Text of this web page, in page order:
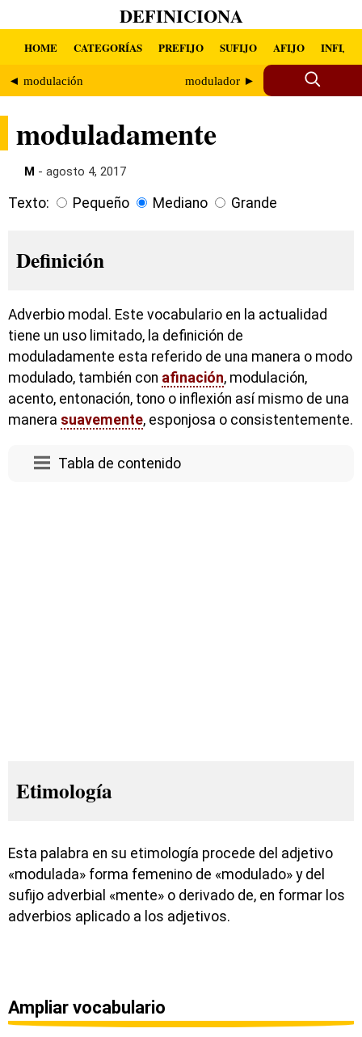
DEFINICIONA
HOME CATEGORÍAS PREFIJO SUFIJO AFIJO INFIJO
◄ modulación modulador ►
moduladamente
M - agosto 4, 2017
Texto: Pequeño Mediano Grande
Definición
Adverbio modal. Este vocabulario en la actualidad
tiene un uso limitado, la definición de
moduladamente esta referido de una manera o modo
modulado, también con afinación, modulación,
acento, entonación, tono o inflexión así mismo de una
manera suavemente, esponjosa o consistentemente.
Tabla de contenido
Etimología
Esta palabra en su etimología procede del adjetivo
«modulada» forma femenino de «modulado» y del
sufijo adverbial «mente» o derivado de, en formar los
adverbios aplicado a los adjetivos.
Ampliar vocabulario